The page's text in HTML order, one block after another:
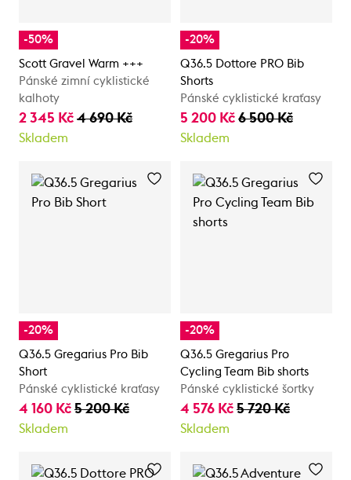
-50%
Scott Gravel Warm +++
Pánské zimní cyklistické
kalhoty
2 345 Kč 4 690 Kč
Skladem
-20%
Q36.5 Dottore PRO Bib
Shorts
Pánské cyklistické kraťasy
5 200 Kč 6 500 Kč
Skladem
-20%
Q36.5 Gregarius Pro Bib
Short
Pánské cyklistické kraťasy
4 160 Kč 5 200 Kč
Skladem
-20%
Q36.5 Gregarius Pro
Cycling Team Bib shorts
Pánské cyklistické šortky
4 576 Kč 5 720 Kč
Skladem